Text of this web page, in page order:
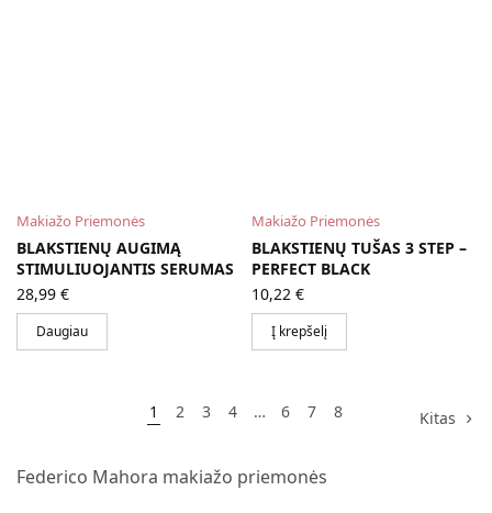
Makiažo Priemonės
BLAKSTIENŲ AUGIMĄ
STIMULIUOJANTIS SERUMAS
28,99 €
Daugiau
Makiažo Priemonės
BLAKSTIENŲ TUŠAS 3 STEP –
PERFECT BLACK
10,22 €
Į krepšelį
1 2 3 4 … 6 7 8 Kitas
Federico Mahora makiažo priemonės